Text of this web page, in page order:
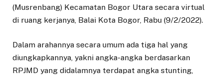
(Musrenbang) Kecamatan Bogor Utara secara virtual
di ruang kerjanya, Balai Kota Bogor, Rabu (9/2/2022).
Dalam arahannya secara umum ada tiga hal yang
diungkapkannya, yakni angka-angka berdasarkan
RPJMD yang didalamnya terdapat angka stunting,